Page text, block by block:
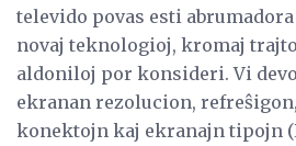
televido povas esti
novaj teknologioj, kromaj
aldoniloj por konsideri. Vi
ekranan rezolucion,
konektojn kaj ekranajn tipojn